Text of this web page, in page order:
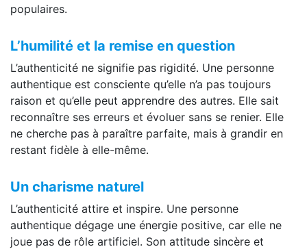
populaires.
L’humilité et la remise en question
L’authenticité ne signifie pas rigidité. Une personne
authentique est consciente qu’elle n’a pas toujours
raison et qu’elle peut apprendre des autres. Elle sait
reconnaître ses erreurs et évoluer sans se renier. Elle
ne cherche pas à paraître parfaite, mais à grandir en
restant fidèle à elle-même.
Un charisme naturel
L’authenticité attire et inspire. Une personne
authentique dégage une énergie positive, car elle ne
joue pas de rôle artificiel. Son attitude sincère et